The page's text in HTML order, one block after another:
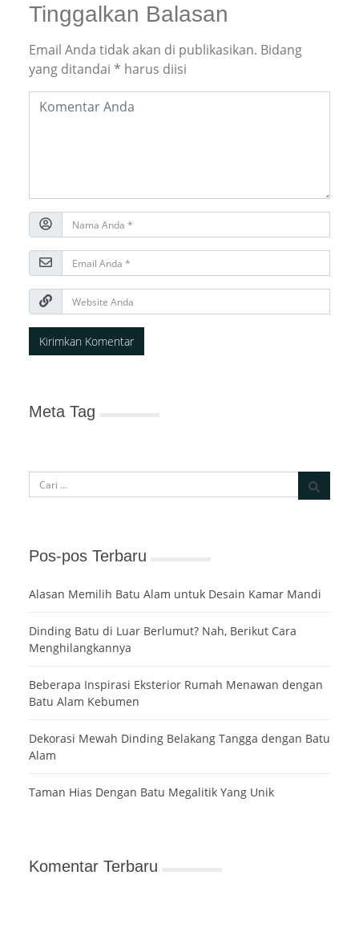
Tinggalkan Balasan
Email Anda tidak akan di publikasikan. Bidang
yang ditandai * harus diisi
Meta Tag
Pos-pos Terbaru
Alasan Memilih Batu Alam untuk Desain Kamar Mandi
Dinding Batu di Luar Berlumut? Nah, Berikut Cara
Menghilangkannya
Beberapa Inspirasi Eksterior Rumah Menawan dengan
Batu Alam Kebumen
Dekorasi Mewah Dinding Belakang Tangga dengan Batu
Alam
Taman Hias Dengan Batu Megalitik Yang Unik
Komentar Terbaru